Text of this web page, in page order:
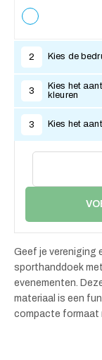
2 Kies de
3
Kies het
kleuren
3 Kies het
Geef je vereniging
sporthanddoek
evenementen.
materiaal is een
compacte formaat